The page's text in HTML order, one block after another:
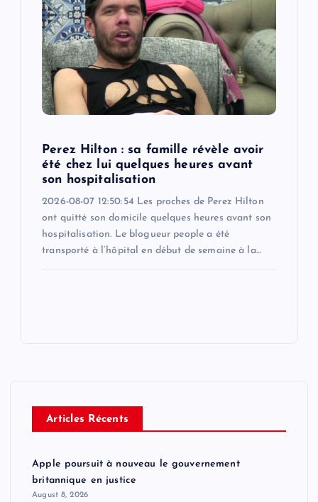
Perez Hilton : sa famille révèle avoir
été chez lui quelques heures avant
son hospitalisation
2026-08-07 12:50:54 Les proches de Perez Hilton
ont quitté son domicile quelques heures avant son
hospitalisation. Le blogueur people a été
transporté à l’hôpital en début de semaine à la…
Articles Récents
Apple poursuit à nouveau le gouvernement
britannique en justice
August 8, 2026